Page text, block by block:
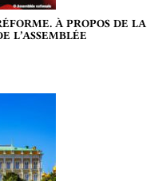
À PROPOS DE LA
L’ASSEMBLÉE